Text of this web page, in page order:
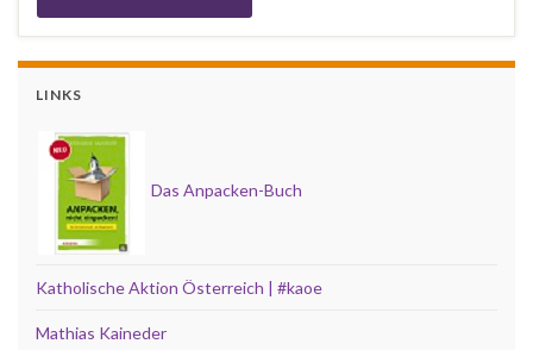
LINKS
Das Anpacken-Buch
Katholische Aktion Österreich | #kaoe
Mathias Kaineder